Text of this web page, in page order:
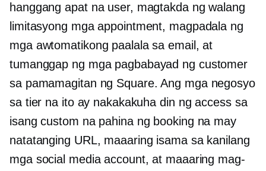
hanggang apat na user, magtakda ng walang
limitasyong mga appointment, magpadala ng
mga awtomatikong paalala sa email, at
tumanggap ng mga pagbabayad ng customer
sa pamamagitan ng Square. Ang mga negosyo
sa tier na ito ay nakakakuha din ng access sa
isang custom na pahina ng booking na may
natatanging URL, maaaring isama sa kanilang
mga social media account, at maaaring mag-